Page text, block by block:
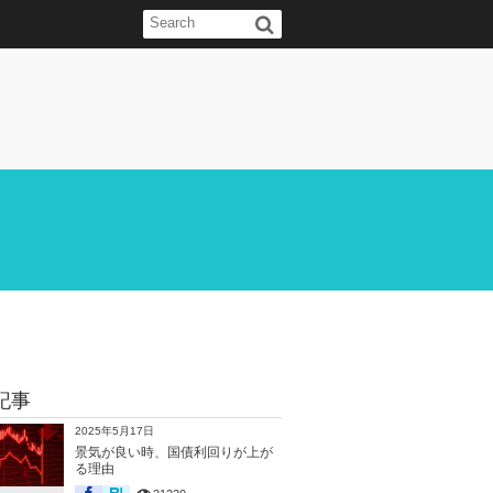
事
2025年5月17日
景気が良い時、国債利回りが上が
る理由